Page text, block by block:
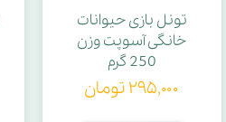
تونل بازی حیوانات
خانگی آسوپت وزن
250 گرم
۲۹۵,۰۰۰ تومان